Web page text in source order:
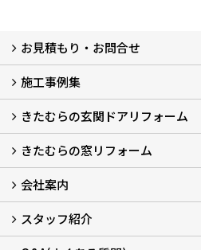
お見積もり・お問合せ
LINEで概算見積もり
チャットで質問
問い合わせフォームから
オンライン相談
電話で相談
無料現地調査をご希望の方
施工事例集
玄関ドアリフォーム
玄関引戸リフォーム
勝手口ドアリフォーム
窓リフォーム
きたむらの玄関ドアリフォーム
玄関ドアリフォームについて
リシェントについて (23)
・玄関ドアバリエーション (52)
・玄関引戸バリエーション (44)
・勝手口ドアバリエーション (11)
安心の自社施工
無料点検
保証について
価格について
概算見積について (2)
きたむらの窓リフォーム
窓リフォームについて (5)
・内窓設置-LIXILインプラス
・内窓設置-AGCまどまど
・窓交換
・エコガラス交換
・防犯・防災ガラス交換
会社案内
会社概要 (2)
ブログ
アクセス
施工エリア
施工までの流れ
SNSインフォメーション
チャット機能
オンライン打合わせ
補助金について (2)
スタッフ紹介